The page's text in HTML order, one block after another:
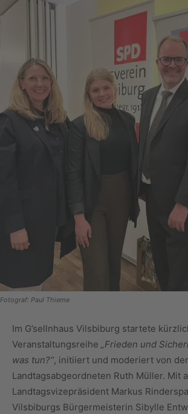
Fotograf: Paul Thieme
Im G’sellnhaus Vilsbiburg startete
Veranstaltungsreihe „Frieden und
was tun?“, initiiert und moderiert von
Landtagsabgeordneten Ruth Müller. Mit
Landtagsvizepräsident Markus
Vilsbiburgs Bürgermeisterin Sibylle